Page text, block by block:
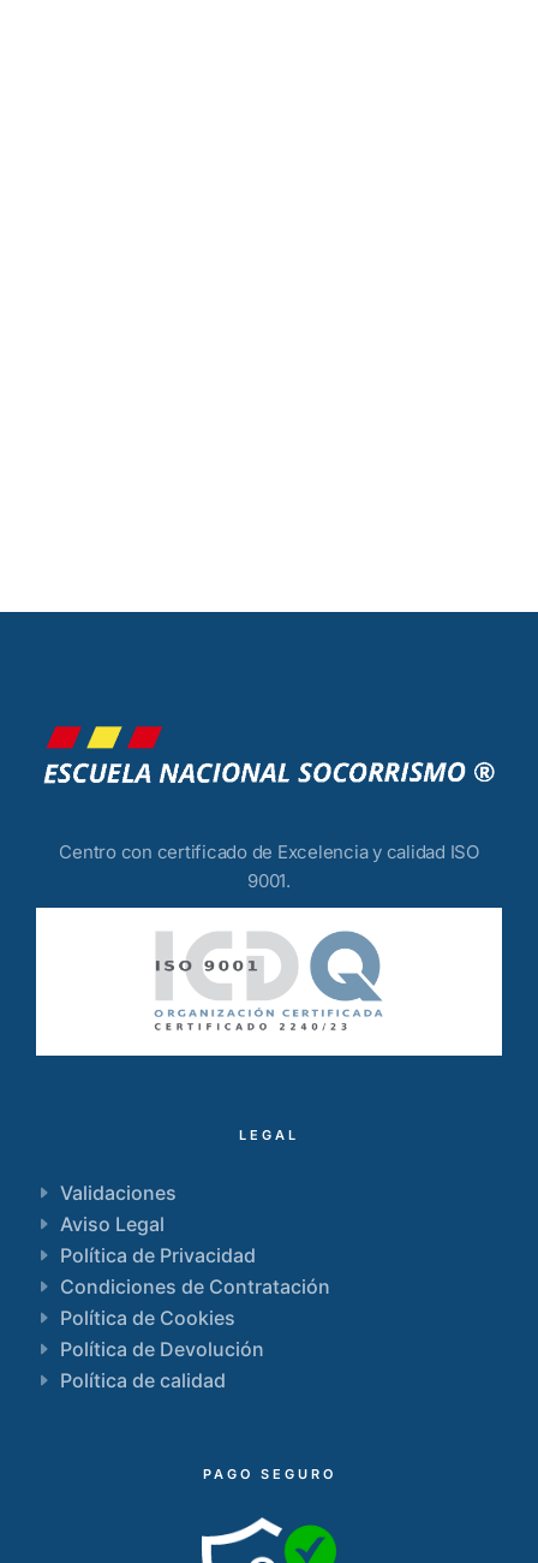
Centro con certificado de Excelencia y calidad ISO
9001.
LEGAL
Validaciones
Aviso Legal
Política de Privacidad
Condiciones de Contratación
Política de Cookies
Política de Devolución
Política de calidad
PAGO SEGURO